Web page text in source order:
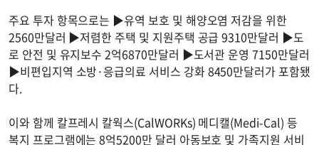
주요 투자 항목으로는 ▶유역 보호 및 해양오염 저감을 위한
2560만달러 ▶저렴한 주택 및 지원주택 공급 9310만달러 ▶도
로 안전 및 유지보수 2억6870만달러 ▶도서관 운영 7150만달러
▶비편입지역 소방·응급의료 서비스 강화 8450만달러가 포함됐
다.
이와 함께 칼프레시 칼웍스(CalWORKs) 메디캘(Medi-Cal) 등
복지 프로그램에는 8억5200만 달러 아동보호 및 가족지원 서비